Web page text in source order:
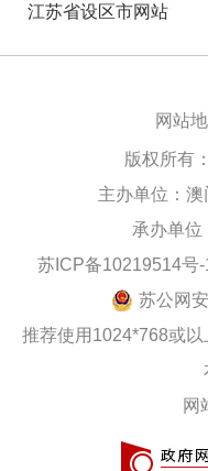
江苏省设区市网站
网站
版权所有
主办单位：
承办单位
苏ICP备10219514号-
苏公网
推荐使用1024*768或
网